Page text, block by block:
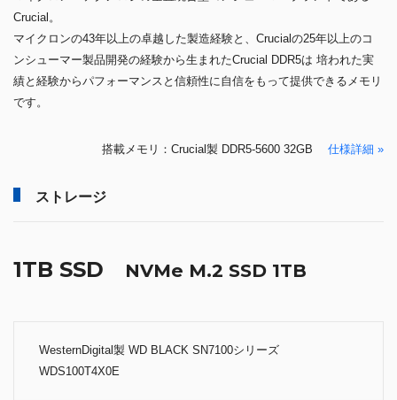
Crucial。
マイクロンの43年以上の卓越した製造経験と、Crucialの25年以上のコ
ンシューマー製品開発の経験から生まれたCrucial DDR5は 培われた実
績と経験からパフォーマンスと信頼性に自信をもって提供できるメモリ
です。
搭載メモリ：Crucial製 DDR5-5600 32GB 仕様詳細 »
ストレージ
1TB SSD NVMe M.2 SSD 1TB
WesternDigital製 WD BLACK SN7100シリーズ
WDS100T4X0E